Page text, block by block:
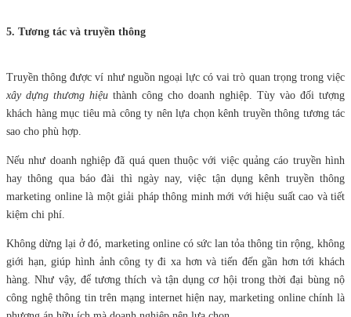
5. Tương tác và truyền thông
Truyền thông được ví như nguồn ngoại lực có vai trò quan trọng trong việc
xây dựng thương hiệu thành công cho doanh nghiệp. Tùy vào đối tượng
khách hàng mục tiêu mà công ty nên lựa chọn kênh truyền thông tương tác
sao cho phù hợp.
Nếu như doanh nghiệp đã quá quen thuộc với việc quảng cáo truyền hình
hay thông qua báo đài thì ngày nay, việc tận dụng kênh truyền thông
marketing online là một giải pháp thông minh mới với hiệu suất cao và tiết
kiệm chi phí.
Không dừng lại ở đó, marketing online có sức lan tỏa thông tin rộng, không
giới hạn, giúp hình ảnh công ty đi xa hơn và tiến đến gần hơn tới khách
hàng. Như vậy, để tương thích và tận dụng cơ hội trong thời đại bùng nộ
công nghệ thông tin trên mạng internet hiện nay, marketing online chính là